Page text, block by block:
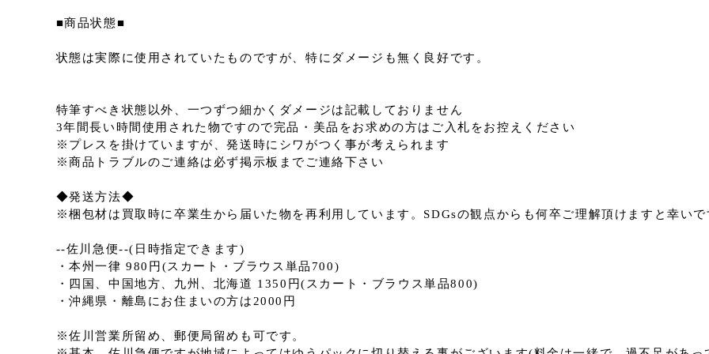
■商品状態■
状態は実際に使用されていたものですが、特にダメージも無く良好です。
特筆すべき状態以外、一つずつ細かくダメージは記載しておりません
3年間長い時間使用された物ですので完品・美品をお求めの方はご入札をお控えください
※プレスを掛けていますが、発送時にシワがつく事が考えられます
※商品トラブルのご連絡は必ず掲示板までご連絡下さい
◆発送方法◆
※梱包材は買取時に卒業生から届いた物を再利用しています。SDGsの観点からも何卒ご理解頂けますと幸いで
--佐川急便--(日時指定できます)
・本州一律 980円(スカート・ブラウス単品700)
・四国、中国地方、九州、北海道 1350円(スカート・ブラウス単品800)
・沖縄県・離島にお住まいの方は2000円
※佐川営業所留め、郵便局留めも可です。